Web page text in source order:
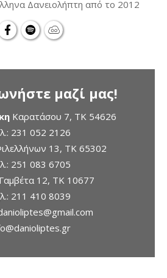
Δανειολήπτη από το 2012
μαζί μας!
Καρατάσου 7, TK 54626
231 052 2126
13, ΤΚ 65302
251 083 6705
12, ΤΚ 10677
211 410 8039